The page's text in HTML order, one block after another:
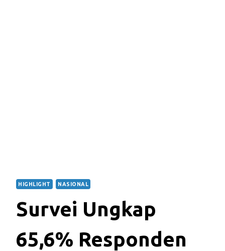
HIGHLIGHT NASIONAL
Survei Ungkap
65,6% Responden